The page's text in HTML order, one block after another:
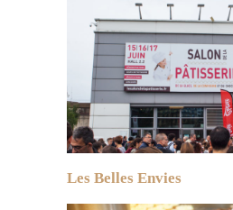
Les Belles Envies